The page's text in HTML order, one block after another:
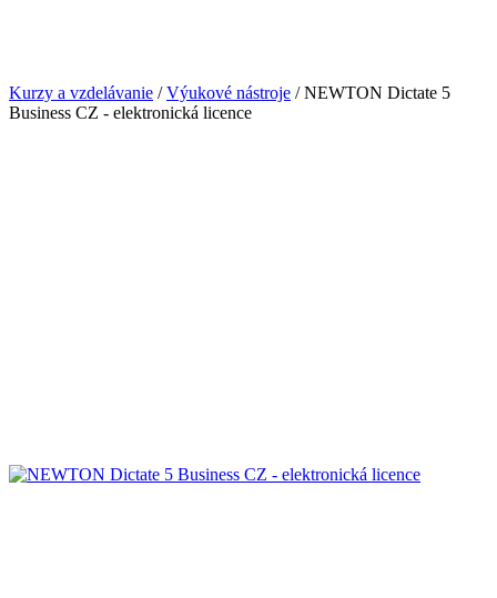
Kurzy a vzdelávanie /Výukové nástroje /NEWTON Dictate 5
Business CZ - elektronická licence